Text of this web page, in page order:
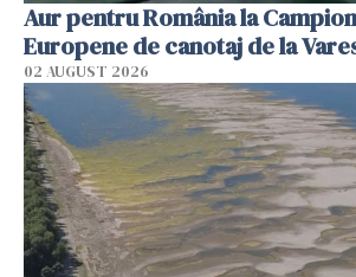
Aur pentru România la
Europene de canotaj de la
02 AUGUST 2026